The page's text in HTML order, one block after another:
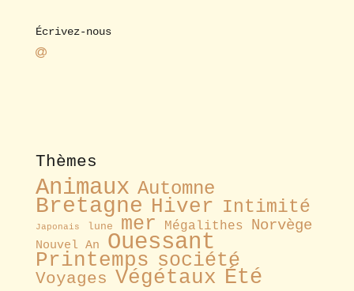
Écrivez-nous
Thèmes
Animaux Automne
Bretagne Hiver Intimité
Japonais lune mer Mégalithes Norvège
Nouvel An Ouessant
Printemps société
Voyages Végétaux Été